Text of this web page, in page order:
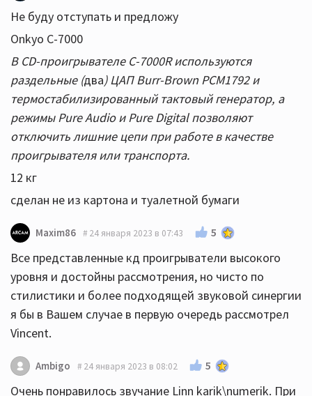
Не буду отступать и предложу
Onkyo C-7000
В CD-проигрывателе C-7000R используются
раздельные (два) ЦАП Burr-Brown РСМ1792 и
термостабилизированный тактовый генератор, а
режимы Pure Audio и Pure Digital позволяют
отключить лишние цепи при работе в качестве
проигрывателя или транспорта.
12 кг
сделан не из картона и туалетной бумаги
Maxim86 24 января 2023 в 07:43 5
Все представленные кд проигрыватели высокого
уровня и достойны рассмотрения, но чисто по
стилистики и более подходящей звуковой синергии
я бы в Вашем случае в первую очередь рассмотрел
Vincent.
Ambigo 24 января 2023 в 08:02 5
Очень понравилось звучание Linn karik\numerik. При